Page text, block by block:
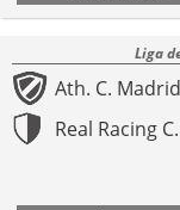
Liga
Ath. C. Madrid
Real Racing